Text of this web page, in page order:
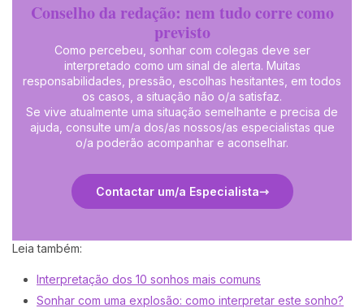
Conselho da redação: nem tudo corre como
previsto
Como percebeu, sonhar com colegas deve ser
interpretado como um sinal de alerta. Muitas
responsabilidades, pressão, escolhas hesitantes, em todos
os casos, a situação não o/a satisfaz.
Se vive atualmente uma situação semelhante e precisa de
ajuda, consulte um/a dos/as nossos/as especialistas que
o/a poderão acompanhar e aconselhar.
Contactar um/a Especialista
Leia também:
Interpretação dos 10 sonhos mais comuns
Sonhar com uma explosão: como interpretar este sonho?